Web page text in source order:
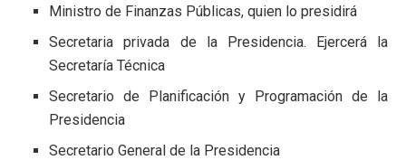
Ministro de Finanzas Públicas, quien lo presidirá
Secretaria privada de la Presidencia. Ejercerá la
Secretaría Técnica
Secretario de Planificación y Programación de la
Presidencia
Secretario General de la Presidencia